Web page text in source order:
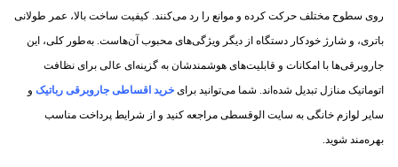
روی سطوح مختلف حرکت کرده و موانع را رد می‌کنند. کیفیت ساخت بالا، عمر طولانی
باتری، و شارژ خودکار دستگاه از دیگر ویژگی‌های محبوب آن‌هاست. به‌طور کلی، این
جاروبرقی‌ها با امکانات و قابلیت‌های هوشمندشان به گزینه‌ای عالی برای نظافت
اتوماتیک منازل تبدیل شده‌اند. شما می‌توانید برای خرید اقساطی جاروبرقی رباتیک و
سایر لوازم خانگی به سایت الوقسطی مراجعه کنید و از شرایط پرداخت مناسب
بهره‌مند شوید.